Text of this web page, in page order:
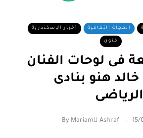
أخبار الإسكندرية المجلة الثقافية
فنون
فى لوحات الفنان
هنو بنادى
By Mariam ِAshraf 15/